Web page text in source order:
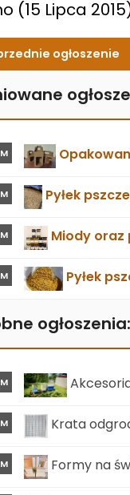
(15 Lipca
ogłoszenie
Pyłek
Miody oraz
Pyłek
ogłoszenia:
Krata
Formy na